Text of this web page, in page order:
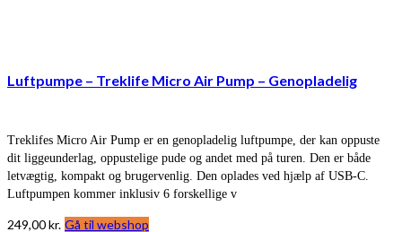
Luftpumpe – Treklife Micro Air Pump – Genopladelig
Treklifes Micro Air Pump er en genopladelig luftpumpe, der kan oppuste
dit liggeunderlag, oppustelige pude og andet med på turen. Den er både
letvægtig, kompakt og brugervenlig. Den oplades ved hjælp af USB-C.
Luftpumpen kommer inklusiv 6 forskellige v
249,00kr. Gå til webshop